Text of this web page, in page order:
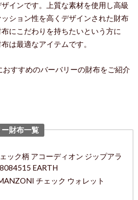
インです。上質な素材を使用し高級
ション性を高くデザインされた財布
にこだわりを持ちたいという方に
は最適なアイテムです。
すすめのバーバリーの財布をご紹介
財布一覧
ック柄 アコーディオン ジップアラ
EARTH
チェック ウォレット